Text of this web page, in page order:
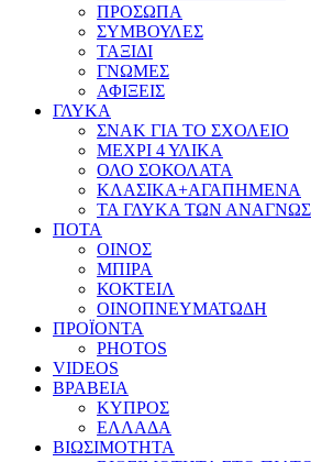
ΠΡΟΣΩΠΑ
ΣΥΜΒΟΥΛΕΣ
ΤΑΞΙΔΙ
ΓΝΩΜΕΣ
ΑΦΙΞΕΙΣ
ΓΛΥΚΑ
ΣΝΑΚ ΓΙΑ ΤΟ ΣΧΟΛΕΙΟ
ΜΕΧΡΙ 4 ΥΛΙΚΑ
ΟΛΟ ΣΟΚΟΛΑΤΑ
ΚΛΑΣΙΚΑ+ΑΓΑΠΗΜΕΝΑ
ΤΑ ΓΛΥΚΑ ΤΩΝ
ΠΟΤΑ
ΟΙΝΟΣ
ΜΠΙΡΑ
ΚΟΚΤΕΙΛ
ΟΙΝΟΠΝΕΥΜΑΤΩΔΗ
ΠΡΟΪΟΝΤΑ
PHOTOS
VIDEOS
ΒΡΑΒΕΙΑ
ΚΥΠΡΟΣ
ΕΛΛΑΔΑ
ΒΙΩΣΙΜΟΤΗΤΑ